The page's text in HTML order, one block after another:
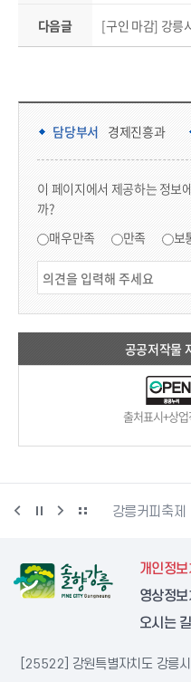
다음글
담당부서 정보 & 컨텐츠 만족도 조사 & 공공저작물 자유이용 허락 표시
담당부서 경제진흥과
이 페이지에서 제공하는 정보
까?
매우만족 만족 보
공공저작물
출처표시+상
자원봉사센터 강릉커피축제
개인정
영상정
오시는 길
[25522] 강원특별자치도 강릉